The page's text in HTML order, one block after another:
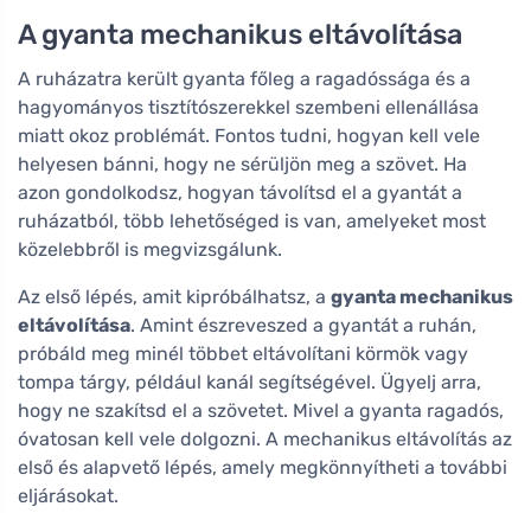
A gyanta mechanikus eltávolítása
A ruházatra került gyanta főleg a ragadóssága és a
hagyományos tisztítószerekkel szembeni ellenállása
miatt okoz problémát. Fontos tudni, hogyan kell vele
helyesen bánni, hogy ne sérüljön meg a szövet. Ha
azon gondolkodsz, hogyan távolítsd el a gyantát a
ruházatból, több lehetőséged is van, amelyeket most
közelebbről is megvizsgálunk.
Az első lépés, amit kipróbálhatsz, a gyanta mechanikus
eltávolítása. Amint észreveszed a gyantát a ruhán,
próbáld meg minél többet eltávolítani körmök vagy
tompa tárgy, például kanál segítségével. Ügyelj arra,
hogy ne szakítsd el a szövetet. Mivel a gyanta ragadós,
óvatosan kell vele dolgozni. A mechanikus eltávolítás az
első és alapvető lépés, amely megkönnyítheti a további
eljárásokat.